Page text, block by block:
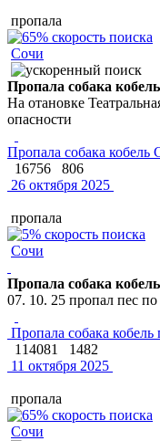
пропала
Сочи
Пропала собака
На отановке
опасности
Пропала собака кобель
16756
806
26 октября 2025
пропала
Сочи
Пропала собака
07. 10. 25 пропал пес
Пропала собака
114081
1482
11 октября 2025
пропала
Сочи